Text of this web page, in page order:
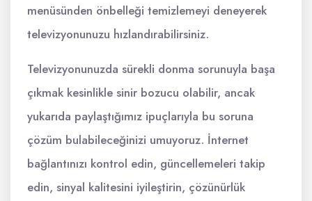
menüsünden önbelleği temizlemeyi deneyerek
televizyonunuzu hızlandırabilirsiniz.
Televizyonunuzda sürekli donma sorunuyla başa
çıkmak kesinlikle sinir bozucu olabilir, ancak
yukarıda paylaştığımız ipuçlarıyla bu soruna
çözüm bulabileceğinizi umuyoruz. İnternet
bağlantınızı kontrol edin, güncellemeleri takip
edin, sinyal kalitesini iyileştirin, çözünürlük